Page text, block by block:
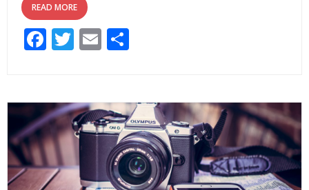
READ MORE
F
b
o
o
k
T
er
E
l p
ar
ti
r